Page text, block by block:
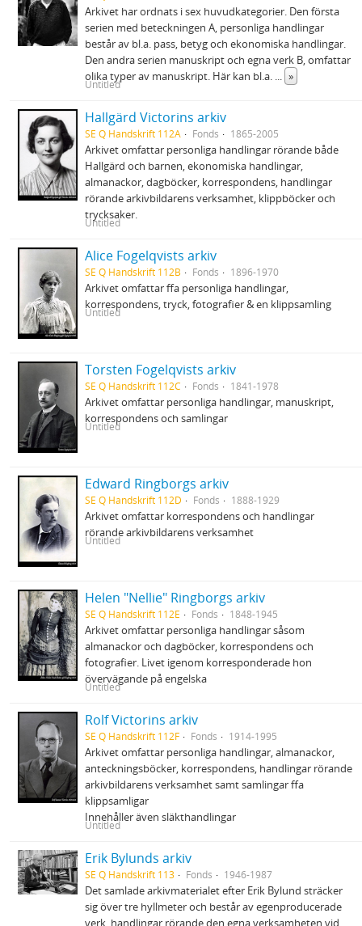
Arkivet har ordnats i sex huvudkategorier. Den första
serien med beteckningen A, personliga handlingar
består av bl.a. pass, betyg och ekonomiska handlingar.
Den andra serien manuskript och egna verk B, omfattar
olika typer av manuskript. Här kan bl.a. ... »
Untitled
Hallgärd Victorins arkiv
SE Q Handskrift 112A Fonds 1865-2005
Arkivet omfattar personliga handlingar rörande både
Hallgärd och barnen, ekonomiska handlingar,
almanackor, dagböcker, korrespondens, handlingar
rörande arkivbildarens verksamhet, klippböcker och
trycksaker.
Untitled
Alice Fogelqvists arkiv
SE Q Handskrift 112B Fonds 1896-1970
Arkivet omfattar ffa personliga handlingar,
korrespondens, tryck, fotografier & en klippsamling
Untitled
Torsten Fogelqvists arkiv
SE Q Handskrift 112C Fonds 1841-1978
Arkivet omfattar personliga handlingar, manuskript,
korrespondens och samlingar
Untitled
Edward Ringborgs arkiv
SE Q Handskrift 112D Fonds 1888-1929
Arkivet omfattar korrespondens och handlingar
rörande arkivbildarens verksamhet
Untitled
Helen "Nellie" Ringborgs arkiv
SE Q Handskrift 112E Fonds 1848-1945
Arkivet omfattar personliga handlingar såsom
almanackor och dagböcker, korrespondens och
fotografier. Livet igenom korresponderade hon
övervägande på engelska
Untitled
Rolf Victorins arkiv
SE Q Handskrift 112F Fonds 1914-1995
Arkivet omfattar personliga handlingar, almanackor,
anteckningsböcker, korrespondens, handlingar rörande
arkivbildarens verksamhet samt samlingar ffa
klippsamligar
Innehåller även släkthandlingar
Untitled
Erik Bylunds arkiv
SE Q Handskrift 113 Fonds 1946-1987
Det samlade arkivmaterialet efter Erik Bylund sträcker
sig över tre hyllmeter och består av egenproducerade
verk, handlingar rörande den egna verksamheten vid